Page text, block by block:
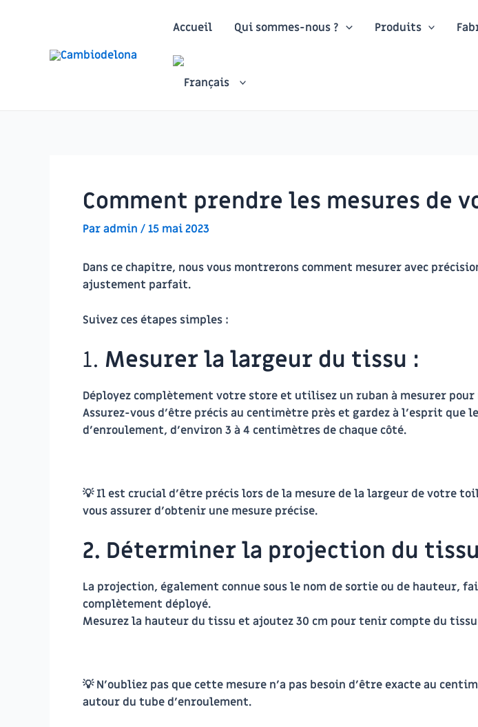
Accueil Qui sommes-nous ? Produits
Comment prendre les mesures de
Paradmin /15 mai 2023
Dans ce chapitre, nous vous montrerons comment mesurer avec
ajustement parfait.
Suivez ces étapes simples :
1. Mesurer la largeur du tissu :
Déployez complètement votre store et utilisez un ruban à mesurer
Assurez-vous d’être précis au centimètre près et gardez à l’esprit
d’enroulement, d’environ 3 à 4 centimètres de chaque côté.
💡 Il est crucial d’être précis lors de la mesure de la largeur de votre
vous assurer d’obtenir une mesure précise.
2. Déterminer la projection du tissu
La projection, également connue sous le nom de sortie ou de hauteur,
complètement déployé.
Mesurez la hauteur du tissu et ajoutez 30 cm pour tenir compte du
💡 N’oubliez pas que cette mesure n’a pas besoin d’être exacte au
autour du tube d’enroulement.